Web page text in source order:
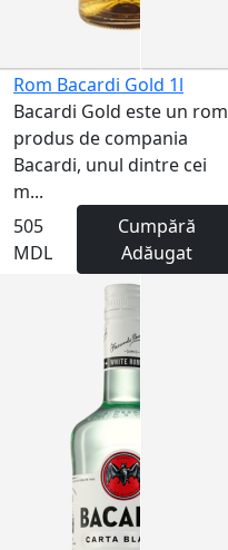
Rom Bacardi Gold 1l
Bacardi Gold este un rom
produs de compania
Bacardi, unul dintre cei
m...
505
MDL
Cumpără
Adăugat